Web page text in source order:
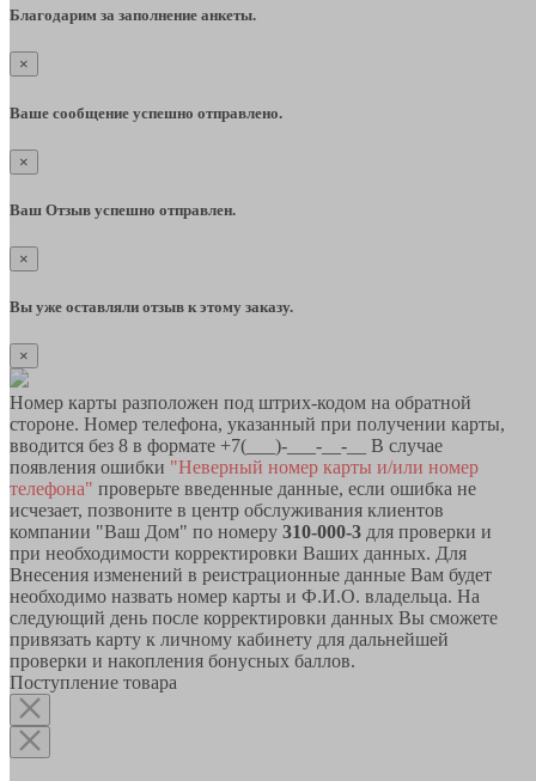
Благодарим за заполнение анкеты.
×
Ваше сообщение успешно отправлено.
×
Ваш Отзыв успешно отправлен.
×
Вы уже оставляли отзыв к этому заказу.
×
Номер карты разположен под штрих-кодом на обратной
стороне. Номер телефона, указанный при получении карты,
вводится без 8 в формате +7(___)-___-__-__ В случае
появления ошибки "Неверный номер карты и/или номер
телефона" проверьте введенные данные, если ошибка не
исчезает, позвоните в центр обслуживания клиентов
компании "Ваш Дом" по номеру 310-000-3 для проверки и
при необходимости корректировки Ваших данных. Для
Внесения изменений в реистрационные данные Вам будет
необходимо назвать номер карты и Ф.И.О. владельца. На
следующий день после корректировки данных Вы сможете
привязать карту к личному кабинету для дальнейшей
проверки и накопления бонусных баллов.
Поступление товара